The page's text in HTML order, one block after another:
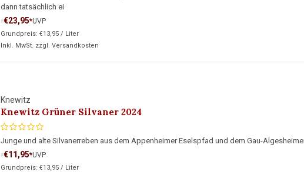
dann tatsächlich ei
*€23,95*UVP
Grundpreis: €13,95 / Liter
Inkl. MwSt. zzgl. Versandkosten
Knewitz
Knewitz Grüner Silvaner 2024
Junge und alte Silvanerreben aus dem Appenheimer Eselspfad und dem Gau-
*€11,95*UVP
Grundpreis: €13,95 / Liter